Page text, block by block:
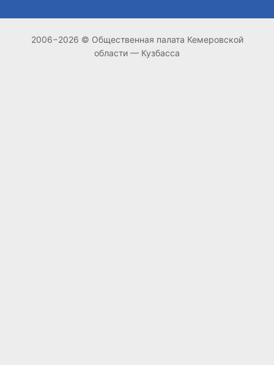
2006−2026 © Общественная палата Кемеровской
области — Кузбасса